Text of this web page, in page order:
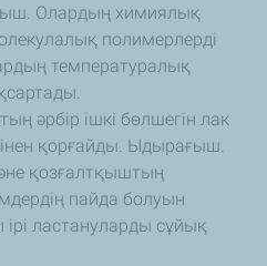
Олардың химиялық
полимерлерді
температуралық
әрбір ішкі бөлшегін лак
қорғайды. Ыдырағыш.
қозғалтқыштың
пайда болуын
ластануларды сұйық